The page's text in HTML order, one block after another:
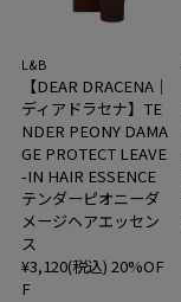
L&B
【DEAR DRACENA｜
ディアドラセナ】TE
NDER PEONY DAMA
GE PROTECT LEAVE
-IN HAIR ESSENCE
テンダーピオニーダ
メージヘアエッセン
ス
¥3,120(税込) 20%OF
F